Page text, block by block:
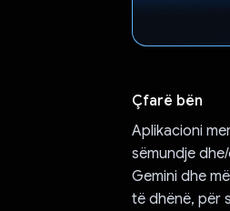
Çfarë bën
Aplikacioni
sëmundje
Gemini dhe
të dhënë, për